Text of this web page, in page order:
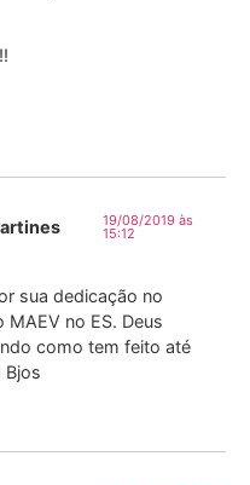
19/08/2019 às
15:12
sua dedicação no
no ES. Deus
como tem feito até
Bjos